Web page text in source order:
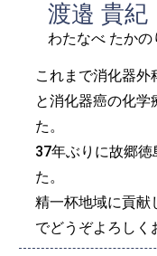
渡邉 貴紀
わたなべ たかの
これまで消化器
と消化器癌の化学
た。
37年ぶりに故郷
た。
精一杯地域に貢献
でどうぞよろしく